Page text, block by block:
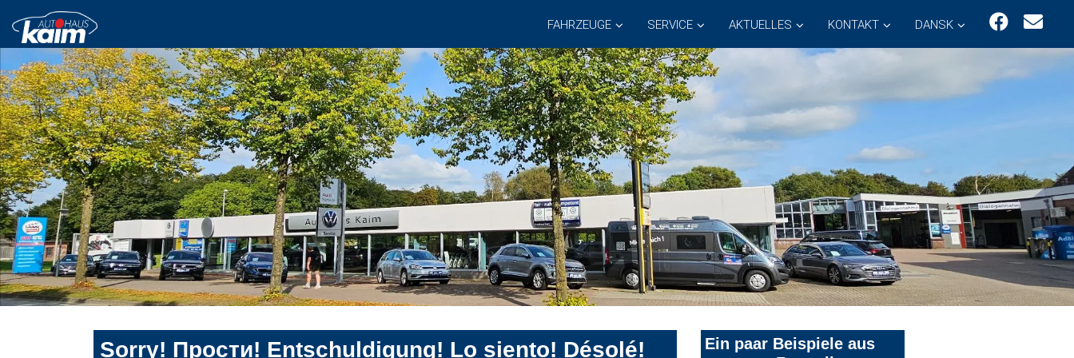
FAHRZEUGE SERVICE AKTUELLES KONTAKT DANSK
Sorry! Прости! Entschuldigung! Lo siento! Désolé!
Ein paar Beispiele aus